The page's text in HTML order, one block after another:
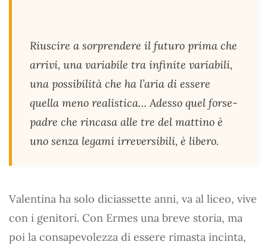
Riuscire a sorprendere il futuro prima che
arrivi, una variabile tra infinite variabili,
una possibilità che ha l’aria di essere
quella meno realistica… Adesso quel forse-
padre che rincasa alle tre del mattino è
uno senza legami irreversibili, è libero.
Valentina ha solo diciassette anni, va al liceo, vive
con i genitori. Con Ermes una breve storia, ma
poi la consapevolezza di essere rimasta incinta,